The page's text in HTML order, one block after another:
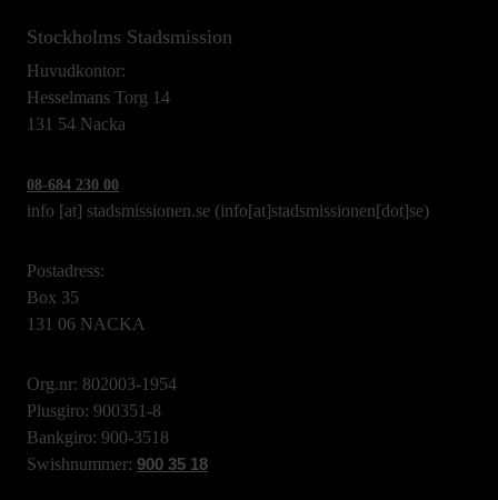
Stockholms Stadsmission
Huvudkontor:
Hesselmans Torg 14
131 54 Nacka
08-684 230 00
info [at] stadsmissionen.se (info[at]stadsmissionen[dot]se)
Postadress:
Box 35
131 06 NACKA
Org.nr: 802003-1954
Plusgiro: 900351-8
Bankgiro: 900-3518
Swishnummer: 900 35 18